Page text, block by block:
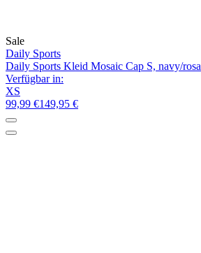
Sale
Daily Sports
Daily Sports Kleid Mosaic Cap S, navy/rosa
Verfügbar in:
XS
99,99 €149,95 €